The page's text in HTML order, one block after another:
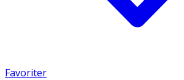
Favoriter